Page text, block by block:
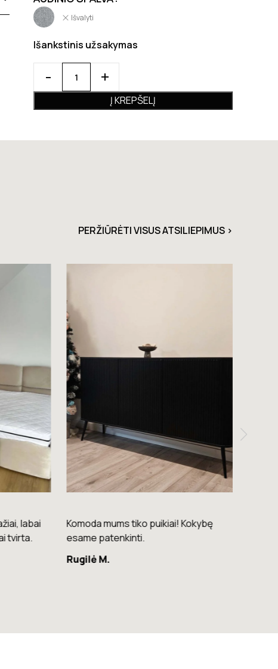
Išvalyti
Išankstinis užsakymas
Į KREPŠELĮ
PERŽIŪRĖTI VISUS ATSILIEPIMUS >
labai
tvirta.
Komoda mums tiko puikiai! Kokybę
esame patenkinti.
Rugilė M.